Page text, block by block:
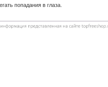
попадания в глаза.